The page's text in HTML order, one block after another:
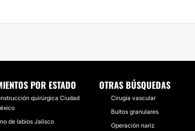
POR ESTADO
quirúrgica Ciudad
de labios Jalisco
OTRAS BÚSQUEDAS
Cirugía vascular
Bultos granulares
Operación nariz